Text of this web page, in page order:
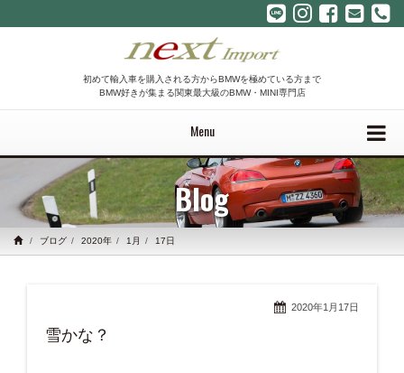
初めて輸入車を購入される方からBMWを極めている方まで
BMW好きが集まる関東最大級のBMW・MINI専門店
Menu
Blog
ブログ 2020年 1月 17日
2020年1月17日
雪かな？